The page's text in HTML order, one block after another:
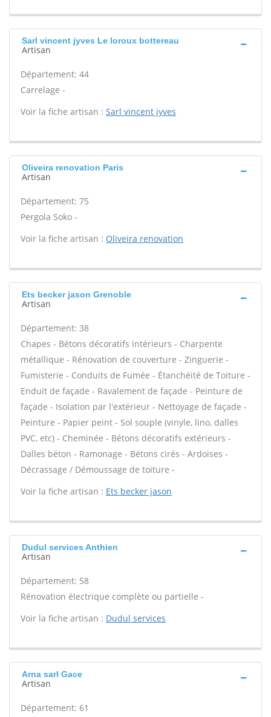
Sarl vincent jyves Le loroux bottereau
Artisan
Département: 44
Carrelage -
Voir la fiche artisan : Sarl vincent jyves
Oliveira renovation Paris
Artisan
Département: 75
Pergola Soko -
Voir la fiche artisan : Oliveira renovation
Ets becker jason Grenoble
Artisan
Département: 38
Chapes - Bétons décoratifs intérieurs - Charpente
métallique - Rénovation de couverture - Zinguerie -
Fumisterie - Conduits de Fumée - Étanchéité de Toiture -
Enduit de façade - Ravalement de façade - Peinture de
façade - Isolation par l'extérieur - Nettoyage de façade -
Peinture - Papier peint - Sol souple (vinyle, lino, dalles
PVC, etc) - Cheminée - Bétons décoratifs extérieurs -
Dalles béton - Ramonage - Bétons cirés - Ardoises -
Décrassage / Démoussage de toiture -
Voir la fiche artisan : Ets becker jason
Dudul services Anthien
Artisan
Département: 58
Rénovation électrique complète ou partielle -
Voir la fiche artisan : Dudul services
Arna sarl Gace
Artisan
Département: 61